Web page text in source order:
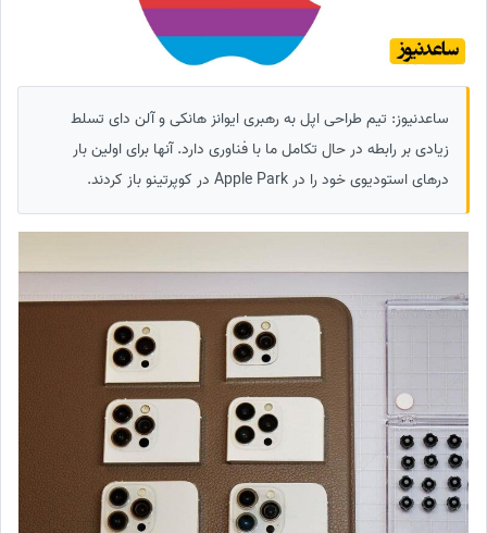
ساعدنیوز: تیم طراحی اپل به رهبری ایوانز هانکی و آلن دای تسلط
زیادی بر رابطه در حال تکامل ما با فناوری دارد. آنها برای اولین بار
درهای استودیوی خود را در Apple Park در کوپرتینو باز کردند.